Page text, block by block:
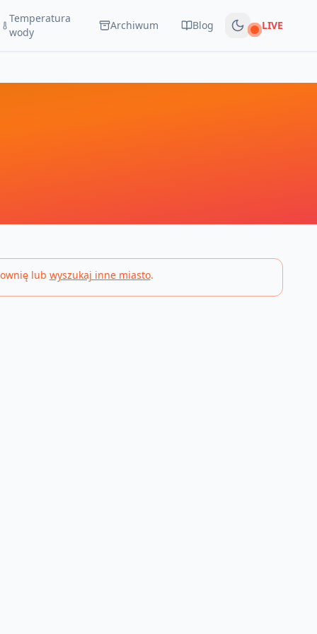
Temperatura
wody
Archiwum Blog Na żywo
LIVE
lub wyszukaj inne miasto.